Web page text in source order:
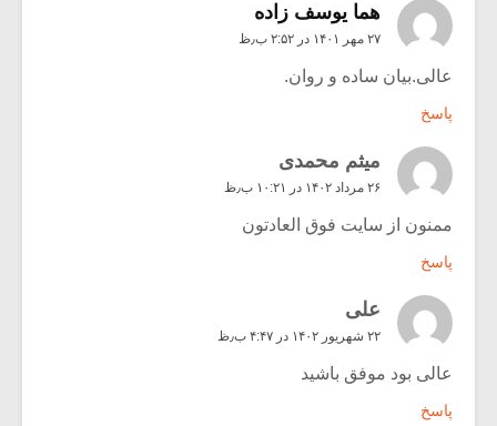
هما یوسف زاده
۲۷ مهر ۱۴۰۱ در ۲:۵۲ ب٫ظ
عالی.بیان ساده و روان.
پاسخ
میثم محمدی
۲۶ مرداد ۱۴۰۲ در ۱۰:۲۱ ب٫ظ
ممنون از سایت فوق العادتون
پاسخ
علی
۲۲ شهریور ۱۴۰۲ در ۴:۴۷ ب٫ظ
عالی بود موفق باشید
پاسخ